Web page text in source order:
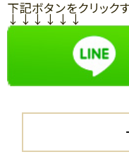
下記ボタンをクリック
↓↓↓↓↓↓